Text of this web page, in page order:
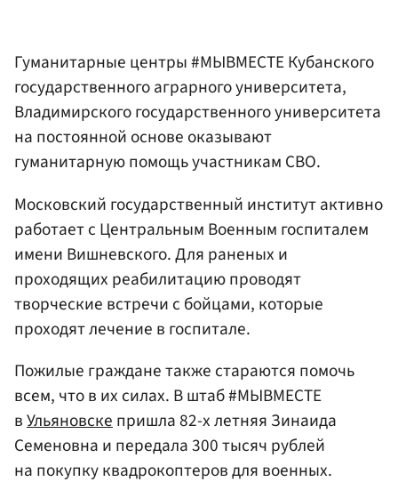
Гуманитарные центры #МЫВМЕСТЕ Кубанского
государственного аграрного университета,
Владимирского государственного университета
на постоянной основе оказывают
гуманитарную помощь участникам СВО.
Московский государственный институт активно
работает с Центральным Военным госпиталем
имени Вишневского. Для раненых и
проходящих реабилитацию проводят
творческие встречи с бойцами, которые
проходят лечение в госпитале.
Пожилые граждане также стараются помочь
всем, что в их силах. В штаб #МЫВМЕСТЕ
вУльяновскепришла 82-х летняя Зинаида
Семеновна и передала 300 тысяч рублей
на покупку квадрокоптеров для военных.